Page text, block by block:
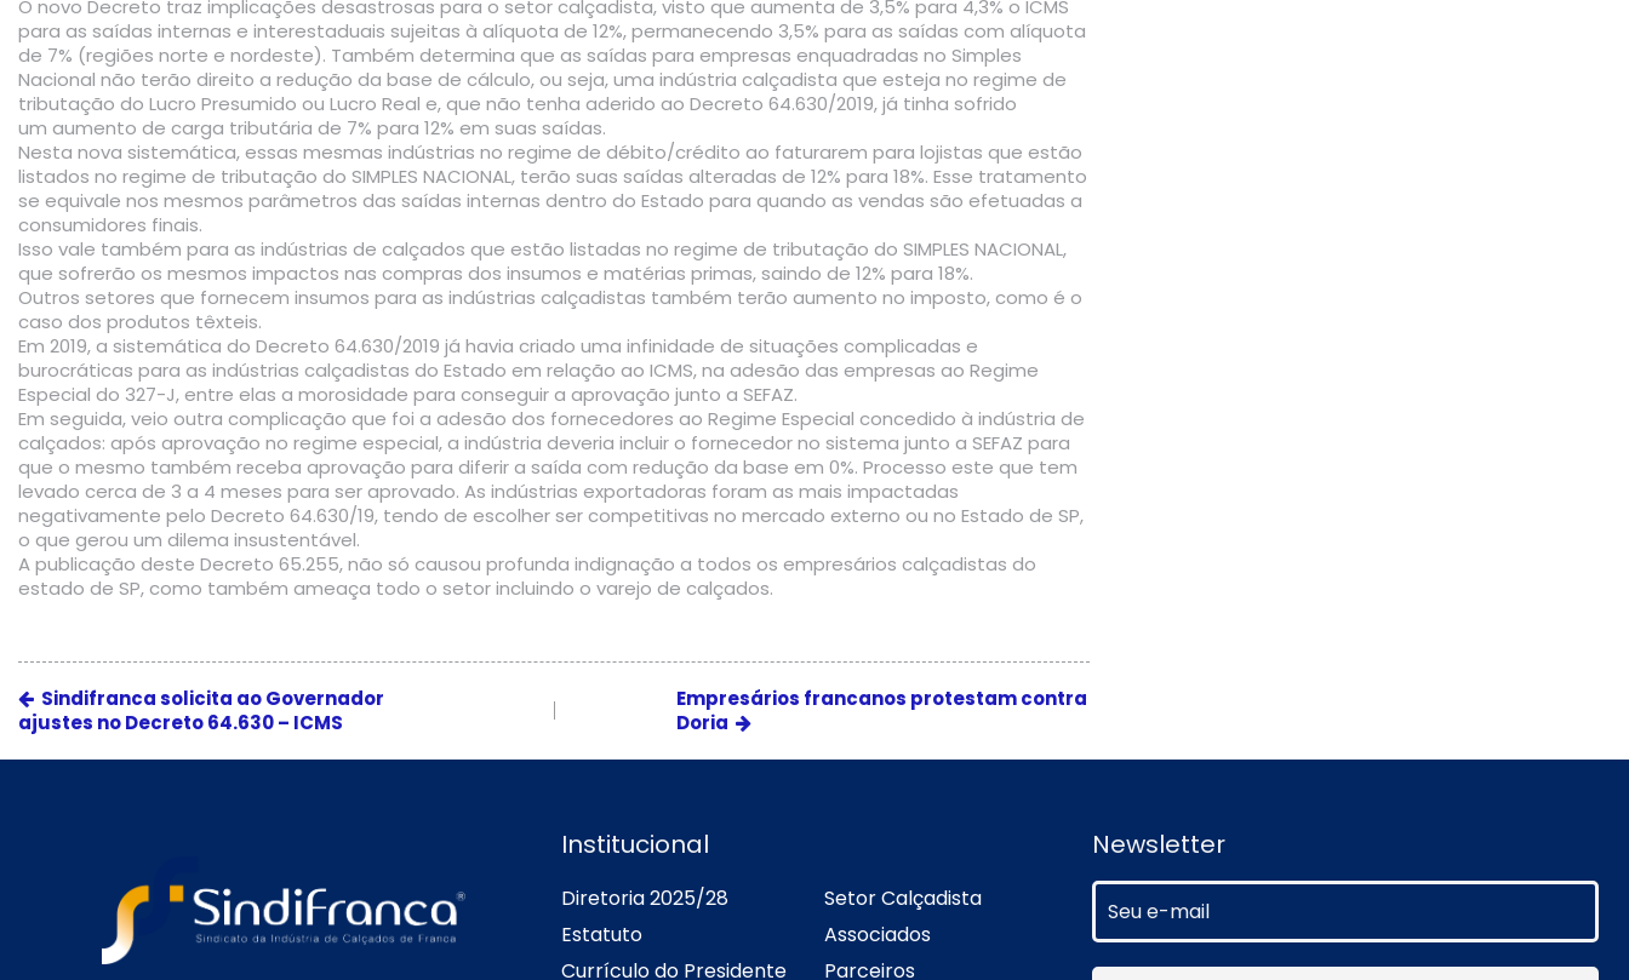
O novo Decreto traz implicações desastrosas para o setor calçadista, visto que aumenta de 3,5% para 4,3% o ICMS
para as saídas internas e interestaduais sujeitas à alíquota de 12%, permanecendo 3,5% para as saídas com alíquota
de 7% (regiões norte e nordeste). Também determina que as saídas para empresas enquadradas no Simples
Nacional não terão direito a redução da base de cálculo, ou seja, uma indústria calçadista que esteja no regime de
tributação do Lucro Presumido ou Lucro Real e, que não tenha aderido ao Decreto 64.630/2019, já tinha sofrido
um aumento de carga tributária de 7% para 12% em suas saídas.
Nesta nova sistemática, essas mesmas indústrias no regime de débito/crédito ao faturarem para lojistas que estão
listados no regime de tributação do SIMPLES NACIONAL, terão suas saídas alteradas de 12% para 18%. Esse tratamento
se equivale nos mesmos parâmetros das saídas internas dentro do Estado para quando as vendas são efetuadas a
consumidores finais.
Isso vale também para as indústrias de calçados que estão listadas no regime de tributação do SIMPLES NACIONAL,
que sofrerão os mesmos impactos nas compras dos insumos e matérias primas, saindo de 12% para 18%.
Outros setores que fornecem insumos para as indústrias calçadistas também terão aumento no imposto, como é o
caso dos produtos têxteis.
Em 2019, a sistemática do Decreto 64.630/2019 já havia criado uma infinidade de situações complicadas e
burocráticas para as indústrias calçadistas do Estado em relação ao ICMS, na adesão das empresas ao Regime
Especial do 327-J, entre elas a morosidade para conseguir a aprovação junto a SEFAZ.
Em seguida, veio outra complicação que foi a adesão dos fornecedores ao Regime Especial concedido à indústria de
calçados: após aprovação no regime especial, a indústria deveria incluir o fornecedor no sistema junto a SEFAZ para
que o mesmo também receba aprovação para diferir a saída com redução da base em 0%. Processo este que tem
levado cerca de 3 a 4 meses para ser aprovado. As indústrias exportadoras foram as mais impactadas
negativamente pelo Decreto 64.630/19, tendo de escolher ser competitivas no mercado externo ou no Estado de SP,
o que gerou um dilema insustentável.
A publicação deste Decreto 65.255, não só causou profunda indignação a todos os empresários calçadistas do
estado de SP, como também ameaça todo o setor incluindo o varejo de calçados.
Sindifranca solicita ao Governador
ajustes no Decreto 64.630 – ICMS
Empresários francanos protestam contra
Doria
Institucional
Diretoria 2025/28
Estatuto
Currículo do Presidente
Setor Calçadista
Associados
Parceiros
Newsletter